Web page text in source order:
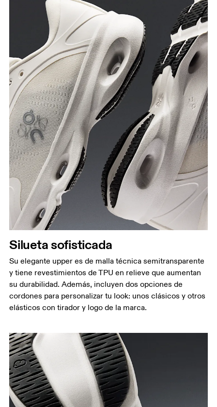
Silueta sofisticada
Su elegante upper es de malla técnica semitransparente
y tiene revestimientos de TPU en relieve que aumentan
su durabilidad. Además, incluyen dos opciones de
cordones para personalizar tu look: unos clásicos y otros
elásticos con tirador y logo de la marca.